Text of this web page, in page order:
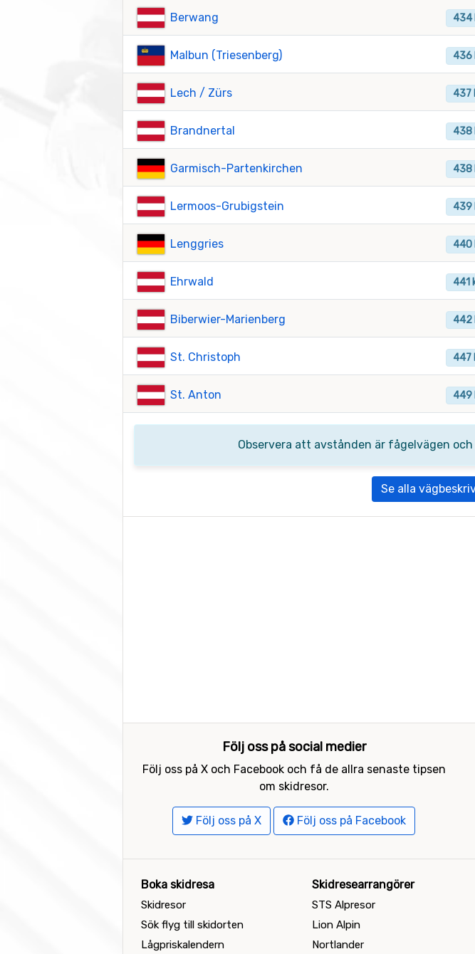
Berwang 434
Malbun (Triesenberg) 436
Lech / Zürs 437
Brandnertal 438
Garmisch-Partenkirchen 438
Lermoos-Grubigstein 439
Lenggries 440
Ehrwald 441
Biberwier-Marienberg 442
St. Christoph 447
St. Anton 449
Observera att avstånden är fågelvägen
Se alla
Följ oss på social medier
Följ oss på X och Facebook och få de allra senaste tipsen
om skidresor.
Följ oss på X Följ oss på Facebook
Boka skidresa
Skidresor
Sök flyg till skidorten
Lågpriskalendern
Skidresearrangörer
STS Alpresor
Lion Alpin
Nortlander